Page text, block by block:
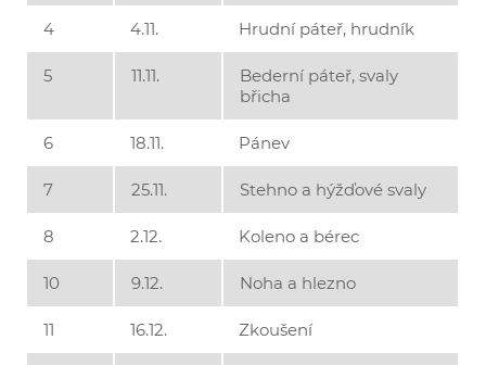
4 4.11. Hrudní páteř, hrudník
5 11.11.
Bederní páteř, svaly
břicha
6 18.11. Pánev
7 25.11. Stehno a hýžďové svaly
8 2.12. Koleno a bérec
10 9.12. Noha a hlezno
11 16.12. Zkoušení